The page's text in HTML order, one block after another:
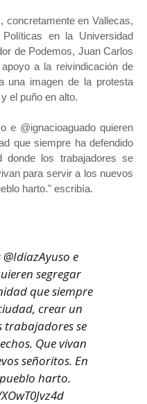
concretamente en Vallecas,
en la Universidad
de Podemos, Juan Carlos
a la reivindicación de
una imagen de la protesta
el puño en alto.
e @ignacioaguado quieren
que siempre ha defendido
donde los trabajadores se
para servir a los nuevos
harto." escribía.
@IdiazAyuso e
segregar
que siempre
crear un
trabajadores se
Que vivan
señoritos. En
harto.